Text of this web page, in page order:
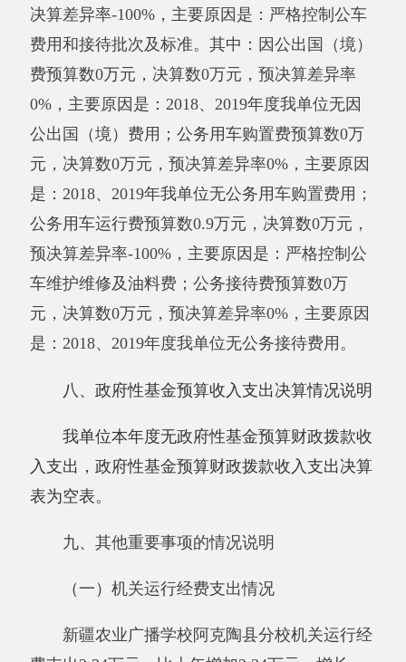
展业务工作数次多。
（二）政府采购情况
2019年度政府采购支出总额0万元，其中：
政府采购货物支出0万元、政府采购工程支出0万
授予中小企业合同金额0万元，占政府采购
支出总额的0%，其中：授予小微企业合同金额0
万元，占政府采购支出总额的0%。
（三）国有资产占用情况说明
截止2019年12月31日，单位共有房屋
（平
方米），价值0万元。车辆2辆，价值 30.5万元，
用车0辆、执法执勤用车0辆、特种专业技术用车
0辆、离退休干部用车0辆、其他用车 2 辆，其他
0台（套）、单位价值100万元以上专用设备0台
（套）。
十、预算绩效的情况说明
展预算绩效评价项目0个，共涉及资金0万元。预